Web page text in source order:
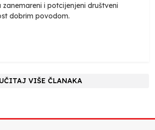
zanemareni i potcijenjeni društveni
dobrim povodom.
UČITAJ VIŠE ČLANAKA